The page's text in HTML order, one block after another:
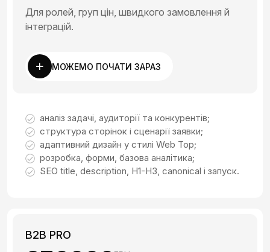
Для ролей, груп цін, швидкого замовлення й
інтеграцій.
МОЖЕМО ПОЧАТИ ЗАРАЗ
аналіз задачі, аудиторії та конкурентів;
структура сторінок і сценарії заявки;
адаптивний дизайн у стилі Web Top;
розробка, форми, базова аналітика;
SEO title, description, H1-H3, canonical і запуск.
B2B PRO